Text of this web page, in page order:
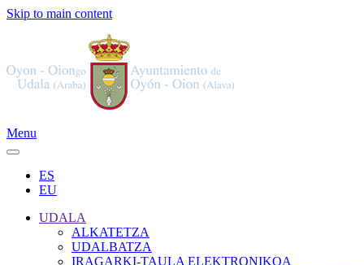
Skip to main content
Menu
ES
EU
UDALA
ALKATETZA
UDALBATZA
IRAGARKI-TAULA ELEKTRONIKOA